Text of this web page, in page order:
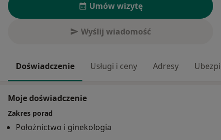
Umów wizytę
Wyślij wiadomość
Doświadczenie Usługi i ceny Adresy
Moje doświadczenie
Zakres porad
Położnictwo i ginekologia